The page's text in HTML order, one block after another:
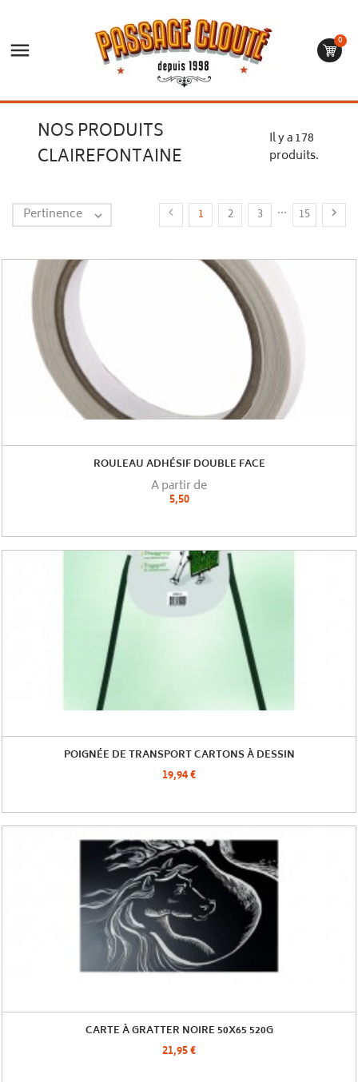
 0
NOS PRODUITS
CLAIREFONTAINE
Il y a 178
produits.
Pertinence   1 2 3 … 15 
ROULEAU ADHÉSIF DOUBLE FACE
A partir de
5,50
POIGNÉE DE TRANSPORT CARTONS À DESSIN
19,94 €
CARTE À GRATTER NOIRE 50X65 520G
21,95 €